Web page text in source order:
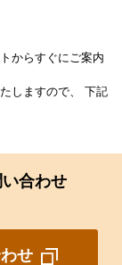
からすぐにご案内
しますので、 下記
合わせ
せ